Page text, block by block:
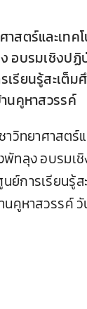
สตร์และเทค
อบรมเชิงปฏิ
รียนรู้สะเต็ม
นคูหาสวรรค์
าศาสตร์แล
พัทลุง อบรมเ
ย์การเรียนรู้ส
นคูหาสวรรค์